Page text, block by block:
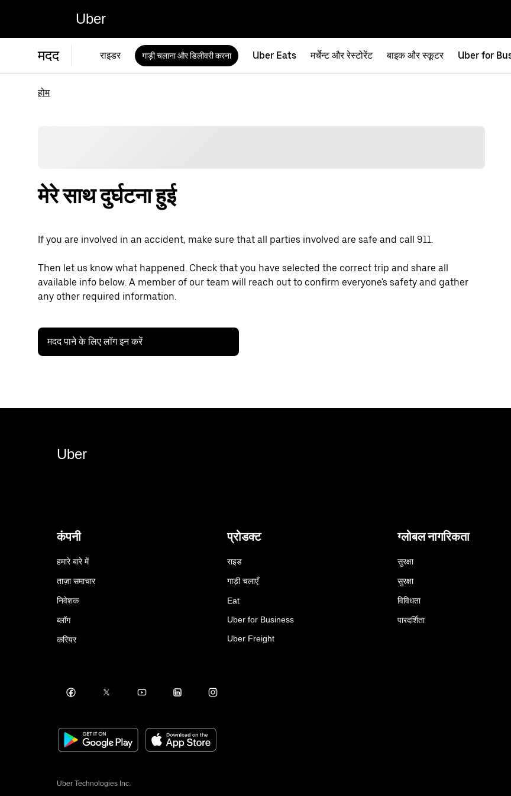
Uber
मदद राइडर गाड़ी चलाना और डिलीवरी करना Uber Eats मर्चेन्ट और रेस्टोरेंट बाइक और स्कूटर Uber for
होम
मेरे साथ दुर्घटना हुई
If you are involved in an accident, make sure that all parties involved are safe and call 911.
Then let us know what happened. Check that you have selected the correct trip and share all
available info below. A member of our team will reach out to confirm everyone's safety and gather
any other required information.
मदद पाने के लिए लॉग इन करें
Uber
कंपनी
हमारे बारे में
ताज़ा समाचार
निवेशक
ब्लॉग
करियर
प्रोडक्ट
राइड
गाड़ी चलाएँ
Eat
Uber for Business
Uber Freight
ग्लोबल नागरिकता
सुरक्षा
सुरक्षा
विविधता
पारदर्शिता
Uber Technologies Inc.